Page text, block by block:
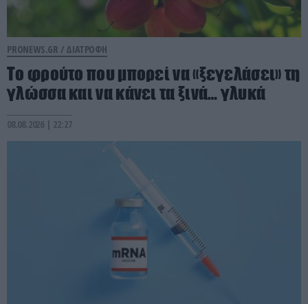
PRONEWS.GR / ΔΙΑΤΡΟΦΗ
Το φρούτο που μπορεί να «ξεγελάσει» τη
γλώσσα και να κάνει τα ξινά… γλυκά
08.08.2026 | 22:27